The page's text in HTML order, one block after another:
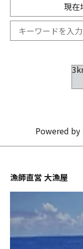
現在
Powered by
漁師直営 大漁屋